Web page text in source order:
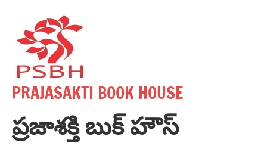
content
PRAJASAKTI BOOK HOUSE
ప్రజాశక్తి బుక్ హౌస్